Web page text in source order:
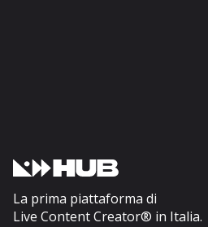
La prima piattaforma di
Live Content Creator® in Italia.